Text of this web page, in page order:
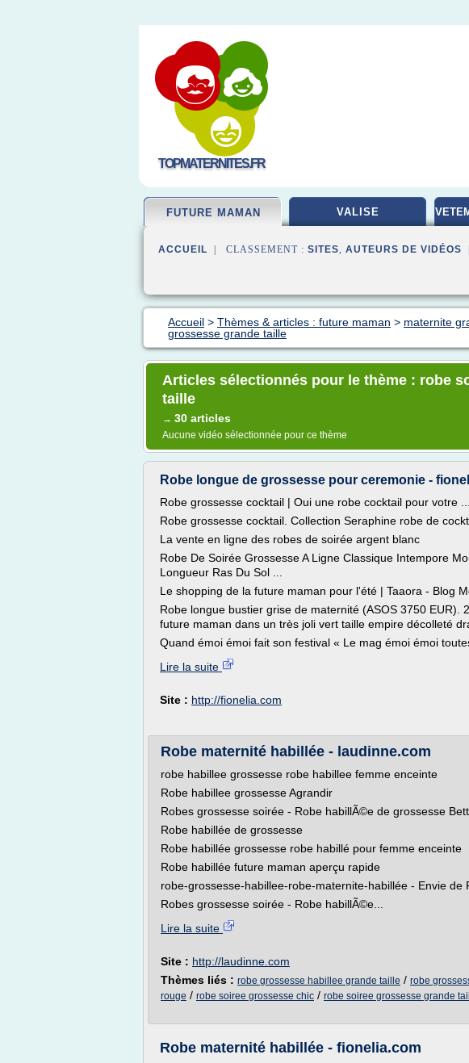
TOPMATERNITES.FR
FUTURE MAMAN VALISE
ACCUEIL | CLASSEMENT : SITES, AUTEURS DE VIDÉOS
Accueil > Thèmes & articles : future maman > maternite
grossesse grande taille
Articles sélectionnés pour le thème : robe
taille
→ 30 articles
Aucune vidéo sélectionnée pour ce thème
Robe longue de grossesse pour ceremonie -
Robe grossesse cocktail | Oui une robe cocktail pour votre ...
Robe grossesse cocktail. Collection Seraphine robe de
La vente en ligne des robes de soirée argent blanc
Robe De Soirée Grossesse A Ligne Classique Intempore
Longueur Ras Du Sol ...
Le shopping de la future maman pour l'été | Taaora - Blog
Robe longue bustier grise de maternité (ASOS 3750 EUR).
future maman dans un très joli vert taille empire décolleté
Quand émoi émoi fait son festival « Le mag émoi émoi
Lire la suite
Site : http://fionelia.com
Robe maternité habillée - laudinne.com
robe habillee grossesse robe habillee femme enceinte
Robe habillee grossesse Agrandir
Robes grossesse soirée - Robe habillÃ©e de grossesse
Robe habillée de grossesse
Robe habillée grossesse robe habillé pour femme enceinte
Robe habillée future maman aperçu rapide
robe-grossesse-habillee-robe-maternite-habillée - Envie de
Robes grossesse soirée - Robe habillÃ©e...
Lire la suite
Site : http://laudinne.com
Thèmes liés : robe grossesse habillee grande taille / robe
rouge / robe soiree grossesse chic / robe soiree grossesse grande
Robe maternité habillée - fionelia.com